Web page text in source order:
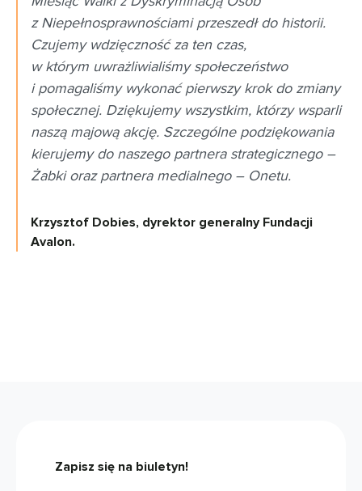
z Niepełnosprawnościami przeszedł do historii.
Czujemy wdzięczność za ten czas,
w którym uwrażliwialiśmy społeczeństwo
i pomagaliśmy wykonać pierwszy krok do zmiany
społecznej. Dziękujemy wszystkim, którzy wsparli
naszą majową akcję. Szczególne podziękowania
kierujemy do naszego partnera strategicznego –
Żabki oraz partnera medialnego – Onetu.
Krzysztof Dobies, dyrektor generalny Fundacji
Avalon.
Zapisz się na biuletyn!